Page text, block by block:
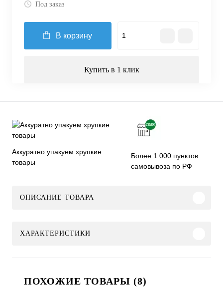
Под заказ
В корзину
Купить в 1 клик
Аккуратно упакуем хрупкие
товары
Более 1 000 пунктов
самовывоза по РФ
ОПИСАНИЕ ТОВАРА
ХАРАКТЕРИСТИКИ
ПОХОЖИЕ ТОВАРЫ (8)